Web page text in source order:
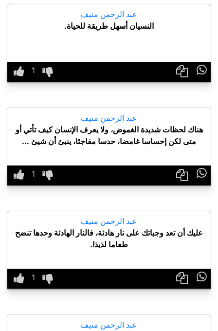
عبد الرحمن منيف
النسيان أسهل طريقة للحياة.

عبد الرحمن منيف
هناك لحظات شديدة الغموض، ولا يعرف الإنسان كيف تأتي أو
متى لكن إحساسا غامضا، حدسا مفاجئا، ينبئ أن شيئ ...

عبد الرحمن منيف
عليك أن تعد وجباتك على نار هادئة، فالنار الهادئة وحدها تنضح
طعاما لذيذا.

عبد الرحمن منيف